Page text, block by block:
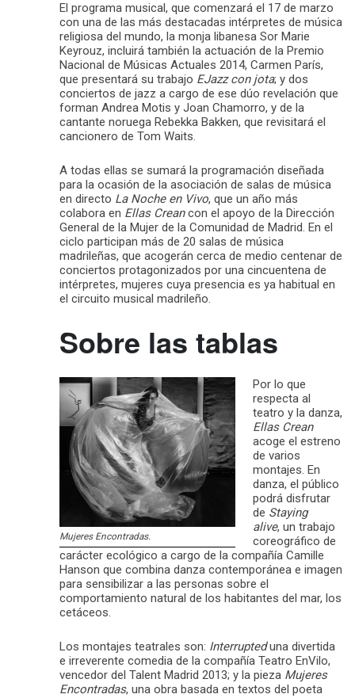
El programa musical, que comenzará el 17 de marzo
con una de las más destacadas intérpretes de música
religiosa del mundo, la monja libanesa Sor Marie
Keyrouz, incluirá también la actuación de la Premio
Nacional de Músicas Actuales 2014, Carmen París,
que presentará su trabajo EJazz con jota; y dos
conciertos de jazz a cargo de ese dúo revelación que
forman Andrea Motis y Joan Chamorro, y de la
cantante noruega Rebekka Bakken, que revisitará el
cancionero de Tom Waits.
A todas ellas se sumará la programación diseñada
para la ocasión de la asociación de salas de música
en directo La Noche en Vivo, que un año más
colabora en Ellas Creancon el apoyo de la Dirección
General de la Mujer de la Comunidad de Madrid. En el
ciclo participan más de 20 salas de música
madrileñas, que acogerán cerca de medio centenar de
conciertos protagonizados por una cincuentena de
intérpretes, mujeres cuya presencia es ya habitual en
el circuito musical madrileño.
Sobre las tablas
Mujeres Encontradas.
Por lo que
respecta al
teatro y la danza,
Ellas Crean
acoge el estreno
de varios
montajes. En
danza, el público
podrá disfrutar
de Staying
alive, un trabajo
coreográfico de
carácter ecológico a cargo de la compañía Camille
Hanson que combina danza contemporánea e imagen
para sensibilizar a las personas sobre el
comportamiento natural de los habitantes del mar, los
cetáceos.
Los montajes teatrales son: Interrupteduna divertida
e irreverente comedia de la compañía Teatro EnVilo,
vencedor del Talent Madrid 2013; y la pieza Mujeres
Encontradas, una obra basada en textos del poeta